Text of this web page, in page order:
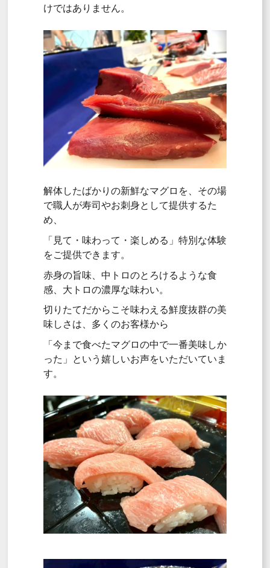
けではありません。
解体したばかりの新鮮なマグロを、その場
で職人が寿司やお刺身として提供するた
め、
「見て・味わって・楽しめる」特別な体験
をご提供できます。
赤身の旨味、中トロのとろけるような食
感、大トロの濃厚な味わい。
切りたてだからこそ味わえる鮮度抜群の美
味しさは、多くのお客様から
「今まで食べたマグロの中で一番美味しか
った」という嬉しいお声をいただいていま
す。